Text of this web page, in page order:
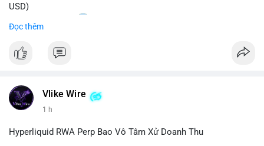
USD)
- Thời gian: 15:20
Nhận định phân tích:
Khối lượng 60.5 BTC trị giá gần 4 triệu USD được di chuyển
thanh khoản trước khi đẩy giá. Nếu số BTC này được gửi lên
sàn tập trung, áp lực bán tiềm năng sẽ gia tăng. Ngược lại, nếu
củng cố niềm tin cho xu hướng tăng.
Đọc thêm
Vlike Wire
1 h
Hyperliquid RWA Perp Bao Vô Tâm Xử Doanh Thu